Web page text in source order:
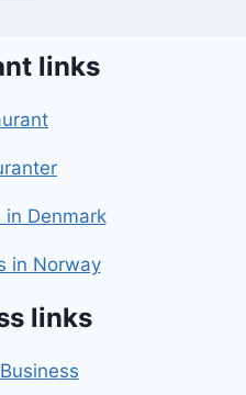
links
in Denmark
in Norway
links